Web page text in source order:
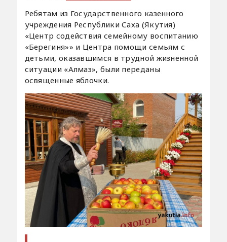
Ребятам из Государственного казенного
учреждения Республики Саха (Якутия)
«Центр содействия семейному воспитанию
«Берегиня»» и Центра помощи семьям с
детьми, оказавшимся в трудной жизненной
ситуации «Алмаз», были переданы
освященные яблочки.